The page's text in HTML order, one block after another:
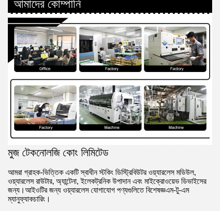
আমাদের কোম্পানি
মুজ টেকনোলজি কোং লিমিটেড
আমরা গ্রাহক-ভিত্তিক একটি স্বাধীন স্টকিং ডিস্ট্রিবিউটর ওয়্যারলেস মডিউল,
ওয়্যারলেস রাউটার, অ্যান্টেনা, ইলেকট্রনিক উপাদান এবং মাইক্রোওয়েভ ডিভাইসের
জন্য।আইওটির জন্য ওয়্যারলেস যোগাযোগ পণ্যগুলিতে বিশেষজ্ঞএম-টু-এম
ম্যানুফ্যাকচারিং।